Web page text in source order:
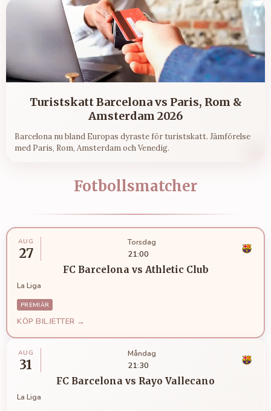
Turistskatt Barcelona vs Paris, Rom &
Amsterdam 2026
Barcelona nu bland Europas dyraste för turistskatt. Jämförelse
med Paris, Rom, Amsterdam och Venedig.
Fotbollsmatcher
AUG
27
Torsdag
21:00
FC Barcelonavs Athletic Club
La Liga
PREMIÄR
KÖP BILJETTER →
AUG
31
Måndag
21:30
FC Barcelona vs Rayo Vallecano
La Liga